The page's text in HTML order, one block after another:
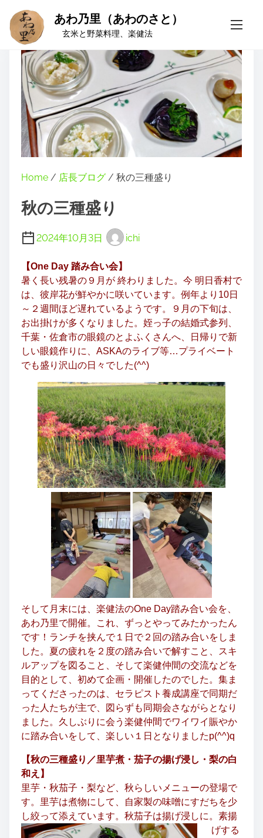
あわ乃里（あわのさと）
玄米と野菜料理、楽健法
Home / 店長ブログ / 秋の三種盛り
秋の三種盛り
2024年10月3日 ichi
【One Day 踏み合い会】
暑く長い残暑の９月が 終わりました。今 明日香村で
は、彼岸花が鮮やかに咲いています。例年より10日
～２週間ほど遅れているようです。９月の下旬は、
お出掛けが多くなりました。姪っ子の結婚式参列、
千葉・佐倉市の眼鏡のとよふくさんへ、日帰りで新
しい眼鏡作りに、ASKAのライブ等…プライベート
でも盛り沢山の日々でした(^^)
そして月末には、楽健法のOne Day踏み合い会を、
あわ乃里で開催。これ、ずっとやってみたかったん
です！ランチを挟んで１日で２回の踏み合いをしま
した。夏の疲れを２度の踏み合いで解すこと、スキ
ルアップを図ること、そして楽健仲間の交流などを
目的として、初めて企画・開催したのでした。集ま
ってくださったのは、セラピスト養成講座で同期だ
った人たちが主で、図らずも同期会さながらとなり
ました。久しぶりに会う楽健仲間でワイワイ賑やか
に踏み合いをして、楽しい１日となりましたp(^^)q
【秋の三種盛り／里芋煮・茄子の揚げ浸し・梨の白
和え】
里芋・秋茄子・梨など、秋らしいメニューの登場で
す。里芋は煮物にして、自家製の味噌にすだちを少
し絞って添えています。 秋茄子は揚げ浸しに。素揚
げする